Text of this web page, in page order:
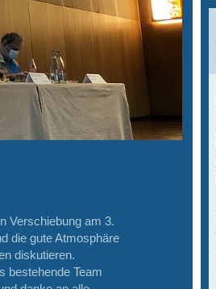
Verschiebung am 3.
die gute Atmosphäre
diskutieren.
bestehende Team